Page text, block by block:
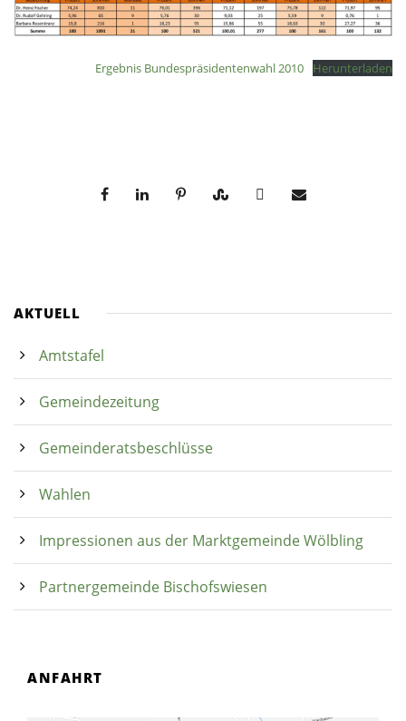
Ergebnis Bundespräsidentenwahl 2010 Herunterladen
AKTUELL
Amtstafel
Gemeindezeitung
Gemeinderatsbeschlüsse
Wahlen
Impressionen aus der Marktgemeinde Wölbling
Partnergemeinde Bischofswiesen
ANFAHRT